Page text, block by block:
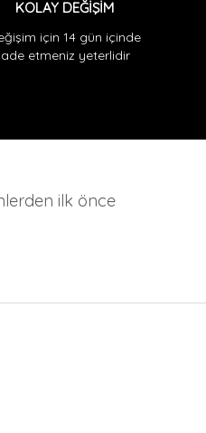
KOLAY DEĞİŞİM
için 14 gün içinde
iade etmeniz yeterlidir
ilk önce